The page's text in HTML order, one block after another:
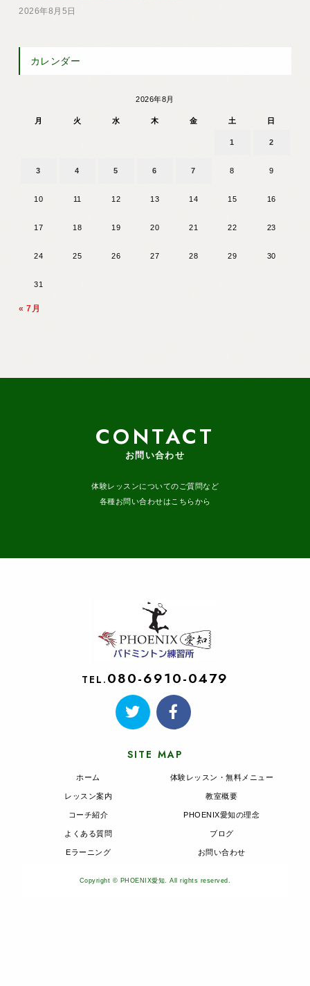
2026年8月5日
カレンダー
2026年8月
月 火 水 木 金 土 日
1 2
3 4 5 6 7 8 9
10 11 12 13 14 15 16
17 18 19 20 21 22 23
24 25 26 27 28 29 30
31
« 7月
CONTACT
お問い合わせ
体験レッスンについてのご質問など
各種お問い合わせはこちらから
TEL. 080-6910-0479
SITE MAP
ホーム
レッスン案内
コーチ紹介
よくある質問
Eラーニング
体験レッスン・無料メニュー
教室概要
PHOENIX愛知の理念
ブログ
お問い合わせ
Copyright © PHOENIX愛知. All rights reserved.